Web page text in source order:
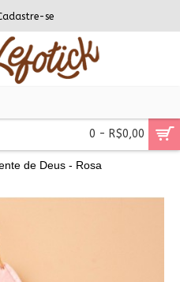
se
0 - R$0,00
de Deus - Rosa